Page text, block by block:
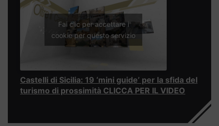
Fai clic per accettare i
cookie per questo servizio
Castelli di Sicilia: 19 ‘mini guide’ per la sfida del
turismo di prossimità CLICCA PER IL VIDEO